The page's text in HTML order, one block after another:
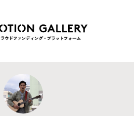
Highlight
着プロジェクト